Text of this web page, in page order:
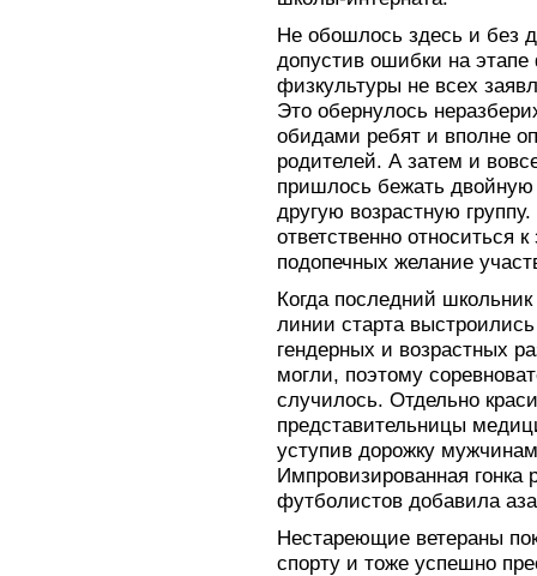
Не обошлось здесь и без
допустив ошибки на
физкультуры не всех
Это обернулось
обидами ребят и вполне
родителей. А затем и
пришлось бежать
другую возрастную
ответственно относиться
подопечных желание
Когда последний
линии старта
гендерных и возрастных
могли, поэтому
случилось. Отдельно
представительницы
уступив дорожку
Импровизированная гонка
футболистов добавила
Нестареющие ветераны
спорту и тоже успешно